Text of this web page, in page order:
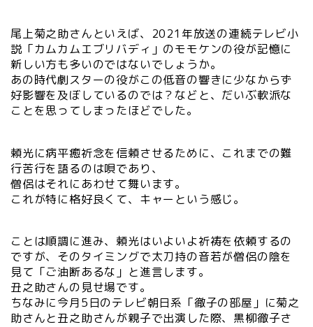
尾上菊之助さんといえば、2021年放送の連続テレビ小
説「カムカムエブリバディ」のモモケンの役が記憶に
新しい方も多いのではないでしょうか。
あの時代劇スターの役がこの低音の響きに少なからず
好影響を及ぼしているのでは？などと、だいぶ軟派な
ことを思ってしまったほどでした。
頼光に病平癒祈念を信頼させるために、これまでの難
行苦行を語るのは唄であり、
僧侶はそれにあわせて舞います。
これが特に格好良くて、キャーという感じ。
ことは順調に進み、頼光はいよいよ祈祷を依頼するの
ですが、そのタイミングで太刀持の音若が僧侶の陰を
見て「ご油断あるな」と進言します。
丑之助さんの見せ場です。
ちなみに今月5日のテレビ朝日系「徹子の部屋」に菊之
助さんと丑之助さんが親子で出演した際、黒柳徹子さ